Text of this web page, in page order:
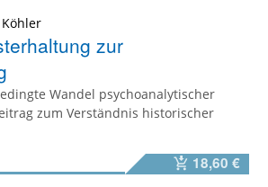
zur
Wandel psychoanalytischer
zum Verständnis historischer
18,60 €